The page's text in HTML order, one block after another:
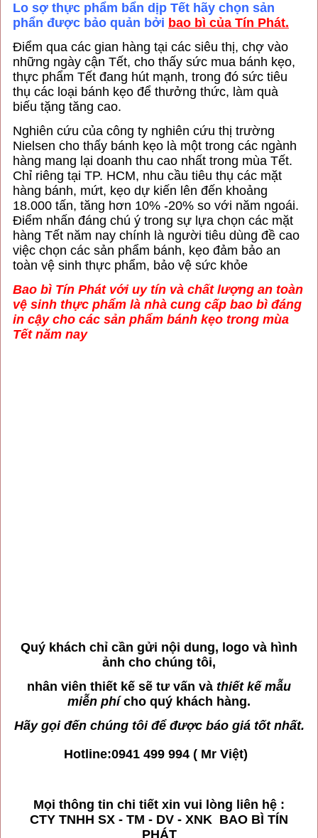
Lo sợ thực phẩm bẩn dịp Tết hãy chọn sản
phẩn được bảo quản bởi bao bì của Tín Phát.
Điểm qua các gian hàng tại các siêu thị, chợ vào
những ngày cận Tết, cho thấy sức mua bánh kẹo,
thực phẩm Tết đang hút mạnh, trong đó sức tiêu
thụ các loại bánh kẹo để thưởng thức, làm quà
biếu tặng tăng cao.
Nghiên cứu của công ty nghiên cứu thị trường
Nielsen cho thấy bánh kẹo là một trong các ngành
hàng mang lại doanh thu cao nhất trong mùa Tết.
Chỉ riêng tại TP. HCM, nhu cầu tiêu thụ các mặt
hàng bánh, mứt, kẹo dự kiến lên đến khoảng
18.000 tấn, tăng hơn 10% -20% so với năm ngoái.
Điểm nhấn đáng chú ý trong sự lựa chọn các mặt
hàng Tết năm nay chính là người tiêu dùng đề cao
việc chọn các sản phẩm bánh, kẹo đảm bảo an
toàn vệ sinh thực phẩm, bảo vệ sức khỏe
Bao bì Tín Phát với uy tín và chất lượng an toàn
vệ sinh thực phẩm là nhà cung cấp bao bì đáng
in cậy cho các sản phẩm bánh kẹo trong mùa
Tết năm nay
Quý khách chỉ cần gửi nội dung, logo và hình
ảnh cho chúng tôi,
nhân viên thiết kế sẽ tư vấn và thiết kế mẫu
miễn phí cho quý khách hàng.
Hãy gọi đến chúng tôi để được báo giá tốt nhất.
Hotline:0941 499 994 ( Mr Việt)
Mọi thông tin chi tiết xin vui lòng liên hệ :
CTY TNHH SX - TM - DV - XNK BAO BÌ TÍN
PHÁT